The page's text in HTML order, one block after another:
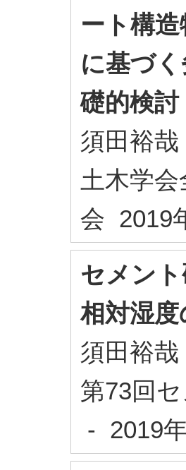
ート構
に基づ
礎的検討
須田裕
土木学
会 2019
セメン
相対湿
須田裕
第73回
- 2019